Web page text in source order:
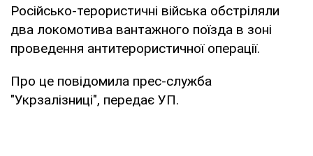
Російсько-терористичні війська обстріляли
два локомотива вантажного поїзда в зоні
проведення антитерористичної операції.
Про це повідомила прес-служба
"Укрзалізниці", передає УП.